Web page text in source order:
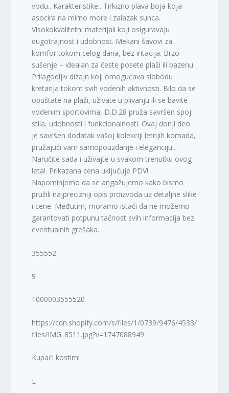
vodu.. Karakteristike:. Tirkizno plava boja koja
asocira na mirno more i zalazak sunca.
Visokokvalitetni materijali koji osiguravaju
dugotrajnost i udobnost. Mekani šavovi za
komfor tokom celog dana, bez iritacija. Brzo
sušenje – idealan za česte posete plaži ili bazenu.
Prilagodljiv dizajn koji omogućava slobodu
kretanja tokom svih vodenih aktivnosti. Bilo da se
opuštate na plaži, uživate u plivanju ili se bavite
vodenim sportovima, D.D.28 pruža savršen spoj
stila, udobnosti i funkcionalnosti. Ovaj donji deo
je savršen dodatak vašoj kolekciji letnjih komada,
pružajući vam samopouzdanje i eleganciju..
Naručite sada i uživajte u svakom trenutku ovog
leta!. Prikazana cena uključuje PDV!.
Napominjemo da se angažujemo kako bismo
pružili najprecizniji opis proizvoda uz detaljne slike
i cene. Međutim, moramo istaći da ne možemo
garantovati potpunu tačnost svih informacija bez
eventualnih grešaka.
355552
9
1000003555520
https://cdn.shopify.com/s/files/1/0739/9476/4533/
files/IMG_8511.jpg?v=1747088949
Kupaći kostimi
L